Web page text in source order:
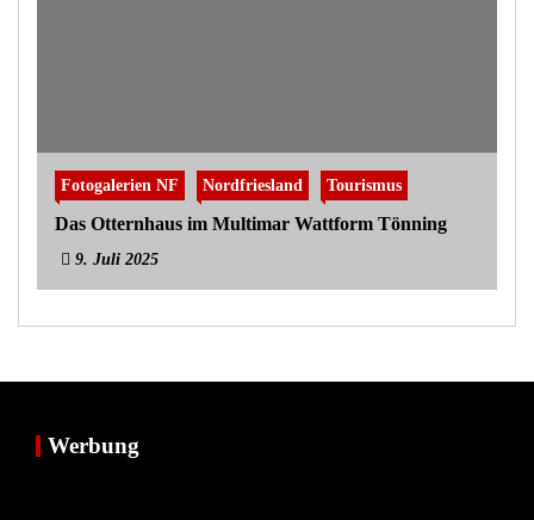
Fotogalerien NF Nordfriesland Tourismus
Das Otternhaus im Multimar Wattform Tönning
9. Juli 2025
Werbung